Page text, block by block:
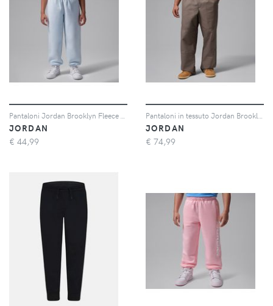
JORDAN
€ 44,99
JORDAN
€ 74,99